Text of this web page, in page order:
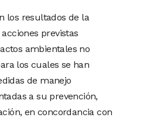
los resultados de la
previstas
ambientales no
los cuales se han
de manejo
a su prevención,
en concordancia con